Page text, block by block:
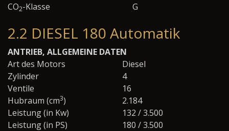
CO2-Klasse G
2.2 DIESEL 180 Automatik
ANTRIEB, ALLGEMEINE DATEN
Art des Motors
Diesel
Zylinder
4
Ventile
16
Hubraum (cm3)
2.184
Leistung (in Kw)
132 / 3.500
Leistung (in PS)
180 / 3.500